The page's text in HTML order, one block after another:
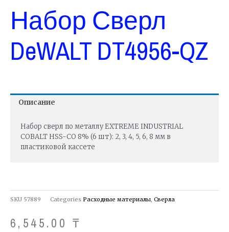
Набор Сверл
DeWALT DT4956-QZ
Описание
Набор сверл по металлу EXTREME INDUSTRIAL
COBALT HSS-CO 8% (6 шт): 2, 3, 4, 5, 6, 8 мм в
пластиковой кассете
SKU 57889 Categories Расходные материалы, Сверла
6,545.00 ₸